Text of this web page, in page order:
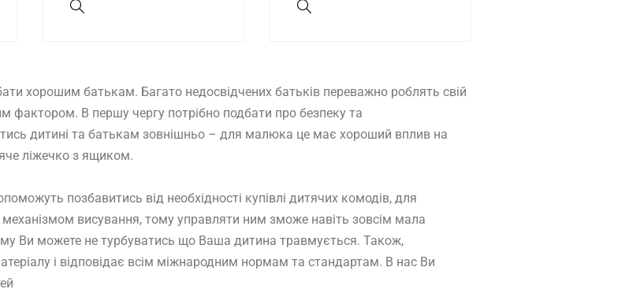
хорошим батькам. Багато недосвідчених батьків переважно роблять свій
фактором. В першу чергу потрібно подбати про безпеку та
дитині та батькам зовнішньо – для малюка це має хороший вплив на
ліжечко з ящиком.
позбавитись від необхідності купівлі дитячих комодів, для
висування, тому управляти ним зможе навіть зовсім мала
Ви можете не турбуватись що Ваша дитина травмується. Також,
і відповідає всім міжнародним нормам та стандартам. В нас Ви